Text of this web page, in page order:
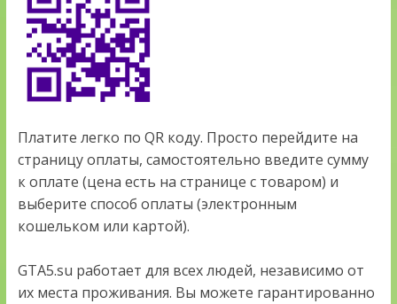
Платите легко по QR коду. Просто перейдите на
страницу оплаты, самостоятельно введите сумму
к оплате (цена есть на странице с товаром) и
выберите способ оплаты (электронным
кошельком или картой).
GTA5.su работает для всех людей, независимо от
их места проживания. Вы можете гарантированно